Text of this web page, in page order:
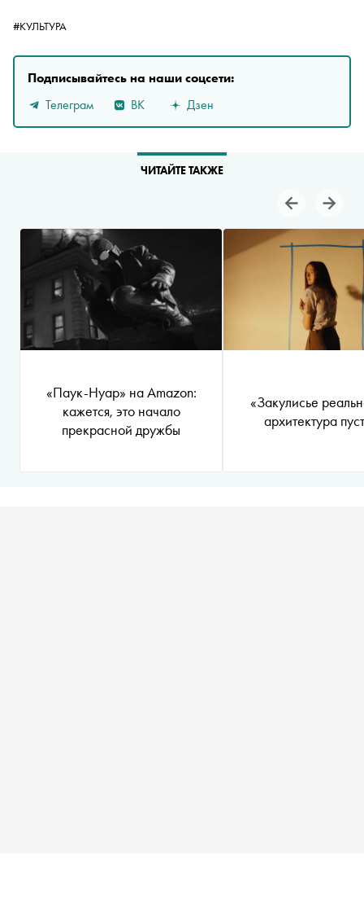
#КУЛЬТУРА
Подписывайтесь на наши соцсети:
Телеграм
ВК Дзен
ЧИТАЙТЕ ТАКЖЕ
«Паук-Нуар» на Amazon:
кажется, это начало
прекрасной дружбы
«Закулисье
архитектура